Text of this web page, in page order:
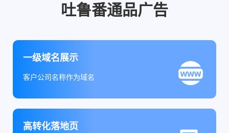
吐鲁番通品广告
一级域名展示
客户公司名称作为域名
高转化落地页